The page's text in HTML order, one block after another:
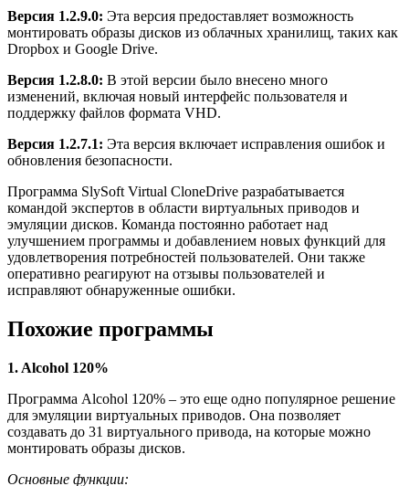
Версия 1.2.9.0: Эта версия предоставляет возможность
монтировать образы дисков из облачных хранилищ, таких как
Dropbox и Google Drive.
Версия 1.2.8.0: В этой версии было внесено много
изменений, включая новый интерфейс пользователя и
поддержку файлов формата VHD.
Версия 1.2.7.1: Эта версия включает исправления ошибок и
обновления безопасности.
Программа SlySoft Virtual CloneDrive разрабатывается
командой экспертов в области виртуальных приводов и
эмуляции дисков. Команда постоянно работает над
улучшением программы и добавлением новых функций для
удовлетворения потребностей пользователей. Они также
оперативно реагируют на отзывы пользователей и
исправляют обнаруженные ошибки.
Похожие программы
1. Alcohol 120%
Программа Alcohol 120% – это еще одно популярное решение
для эмуляции виртуальных приводов. Она позволяет
создавать до 31 виртуального привода, на которые можно
монтировать образы дисков.
Основные функции: